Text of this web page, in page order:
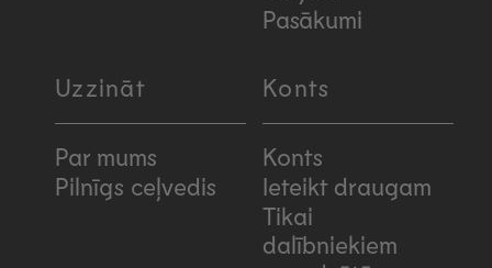
Pasākumi
Uzzināt
Par mums
Pilnīgs ceļvedis
Konts
Konts
Ieteikt draugam
Tikai
dalībniekiem